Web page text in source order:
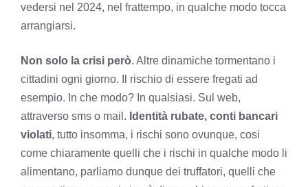
vedersi nel 2024, nel frattempo, in qualche modo tocca
arrangiarsi.
Non solo la crisi però. Altre dinamiche tormentano i
cittadini ogni giorno. Il rischio di essere fregati ad
esempio. In che modo? In qualsiasi. Sul web,
attraverso sms o mail. Identità rubate, conti bancari
violati, tutto insomma, i rischi sono ovunque, cosi
come chiaramente quelli che i rischi in qualche modo li
alimentano, parliamo dunque dei truffatori, quelli che